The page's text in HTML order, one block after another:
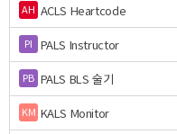
AH ACLS Heartcode
PI PALS Instructor
PB PALS BLS 술기
KM KALS Monitor